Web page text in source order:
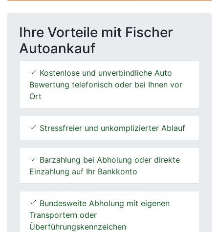
Ihre Vorteile mit Fischer
Autoankauf
Kostenlose und unverbindliche Auto
Bewertung telefonisch oder bei Ihnen vor
Ort
Stressfreier und unkomplizierter Ablauf
Barzahlung bei Abholung oder direkte
Einzahlung auf Ihr Bankkonto
Bundesweite Abholung mit eigenen
Transportern oder
Überführungskennzeichen